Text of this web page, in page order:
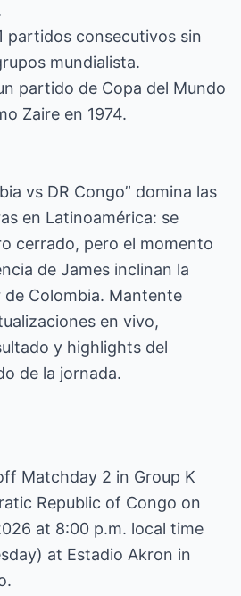
partidos consecutivos sin
mundialista.
partido de Copa del Mundo
Zaire en 1974.
vs DR Congo” domina las
en Latinoamérica: se
cerrado, pero el momento
de James inclinan la
Colombia. Mantente
en vivo,
y highlights del
de la jornada.
Matchday 2 in Group K
Republic of Congo on
at 8:00 p.m. local time
at Estadio Akron in